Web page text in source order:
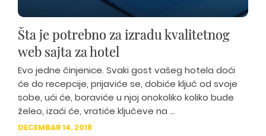
Šta je potrebno za izradu kvalitetnog
web sajta za hotel
Evo jedne činjenice. Svaki gost vašeg hotela doći
će do recepcije, prijaviće se, dobiće ključ od svoje
sobe, ući će, boraviće u njoj onokoliko koliko bude
želeo, izaći će, vratiće ključeve na ...
DECEMBAR 14, 2018